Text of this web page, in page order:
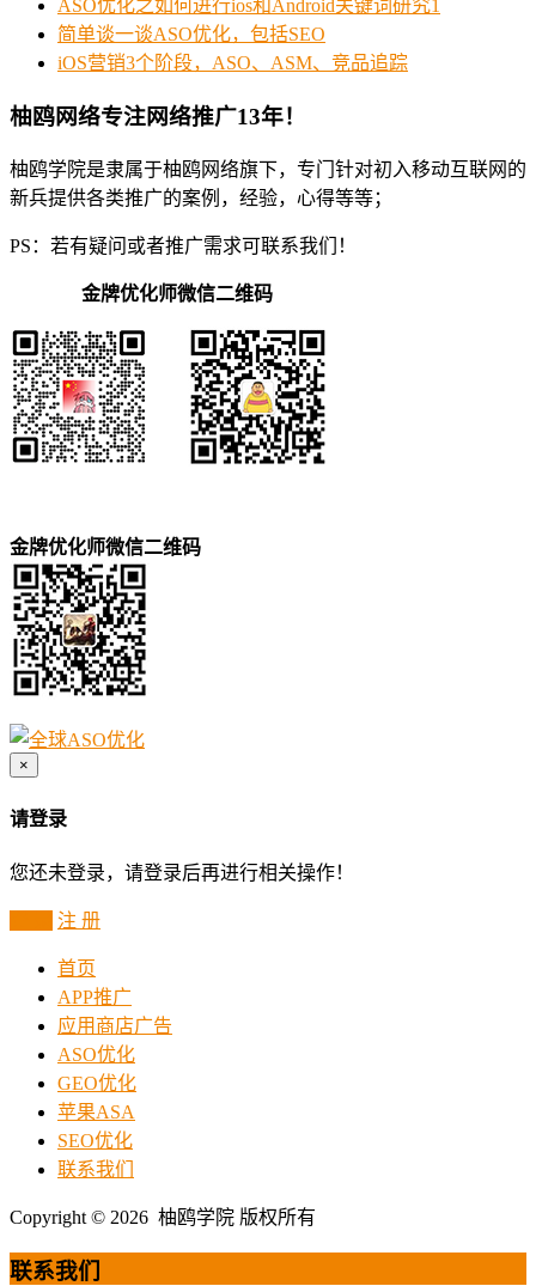
ASO优化之如何进行ios和Android关键词研究1
简单谈一谈ASO优化，包括SEO
iOS营销3个阶段，ASO、ASM、竞品追踪
柚鸥网络专注网络推广13年！
柚鸥学院是隶属于柚鸥网络旗下，专门针对初入移动互联网的
新兵提供各类推广的案例，经验，心得等等；
PS：若有疑问或者推广需求可联系我们！
金牌优化师微信二维码
金牌优化师微信二维码
×
请登录
您还未登录，请登录后再进行相关操作！
注 册
首页
APP推广
应用商店广告
ASO优化
GEO优化
苹果ASA
SEO优化
联系我们
Copyright © 2026 柚鸥学院 版权所有
联系我们